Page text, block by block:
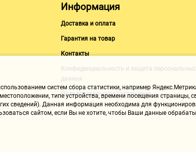
Информация
Доставка и оплата
Гарантия на товар
Контакты
Конфиденциальность и защита персональных
данных
Пользовательское соглашение
систем сбора статистики, например
типе устройства, времени посещения страницы,
сведений). Данная информация необходима для
сайтом, если Вы не хотите, чтобы Ваши данные